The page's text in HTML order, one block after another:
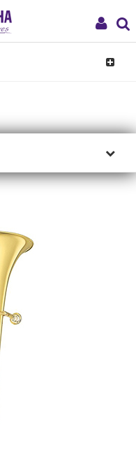
My
Toggle